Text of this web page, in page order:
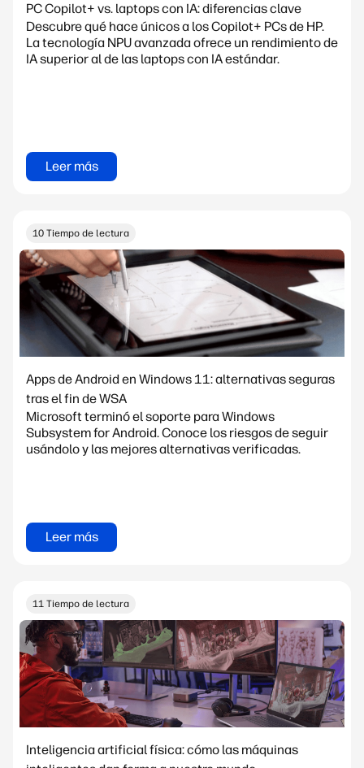
PC Copilot+ vs. laptops con IA: diferencias clave
Descubre qué hace únicos a los Copilot+ PCs de HP.
La tecnología NPU avanzada ofrece un rendimiento de
IA superior al de las laptops con IA estándar.
Leer más
10 Tiempo de lectura
Apps de Android en Windows 11: alternativas seguras
tras el fin de WSA
Microsoft terminó el soporte para Windows
Subsystem for Android. Conoce los riesgos de seguir
usándolo y las mejores alternativas verificadas.
Leer más
11 Tiempo de lectura
Inteligencia artificial física: cómo las máquinas